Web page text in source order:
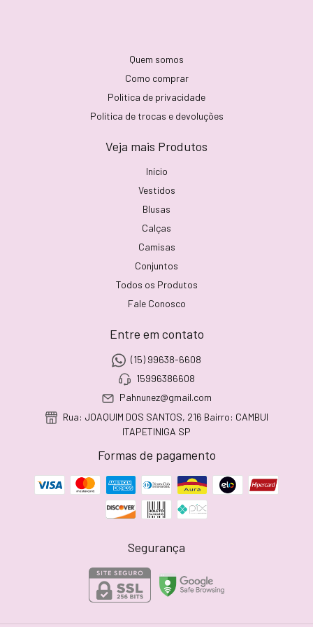
Quem somos
Como comprar
Politica de privacidade
Politica de trocas e devoluções
Veja mais Produtos
Início
Vestidos
Blusas
Calças
Camisas
Conjuntos
Todos os Produtos
Fale Conosco
Entre em contato
(15) 99638-6608
15996386608
Pahnunez@gmail.com
Rua: JOAQUIM DOS SANTOS, 216 Bairro: CAMBUI
ITAPETINIGA SP
Formas de pagamento
Segurança